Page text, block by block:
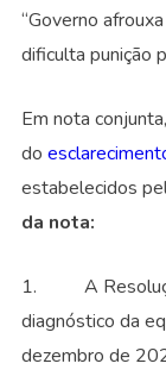
“Governo
dificulta punição
Em nota
do
estabelecidos
da nota:
1. A
diagnóstico da
dezembro de